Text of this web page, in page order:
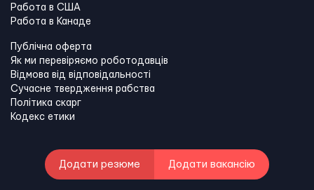
Работа в США
Работа в Канадe
Публічна оферта
Як ми перевіряємо роботодавців
Відмова від відповідальності
Сучасне твердження рабства
Політика скарг
Кодекс етики
Додати резюме Додати вакансію